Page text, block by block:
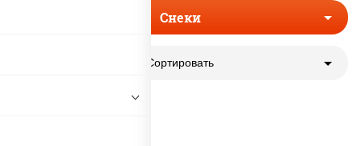
Снеки
Сортировать